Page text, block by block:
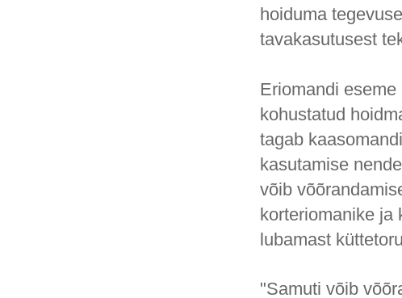
hoiduma
tavakasutusest
Eriomandi
kohustatud
tagab
kasutamise
võib
korteriomanike ja
lubamast
"Samuti võib